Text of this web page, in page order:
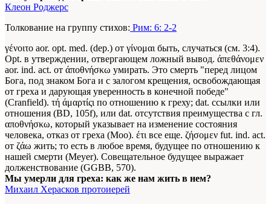
Клеон Роджерс
Толкование на группу стихов: Рим: 6: 2-2
γένοιτο aor. opt. med. (dep.) от γίνομαι быть, случаться (см. 3:4).
Opt. в утверждении, отвергающем ложный вывод. άπεθάνομεν
aor. ind. act. от άποθνήσκω умирать. Это смерть "перед лицом
Бога, под знаком Бога и с залогом крещения, освобождающая
от греха и дарующая уверенность в конечной победе"
(Cranfield). τή άμαρτίςι по отношению к греху; dat. ссылки или
отношения (BD, 105f), или dat. отсутствия преимущества с гл.
αποθνήσκω, который указывает на изменение состояния
человека, отказ от греха (Моо). έτι все еще. ζήσομεν fut. ind. act.
от ζάω жить; то есть в любое время, будущее по отношению к
нашей смерти (Meyer). Совещательное будущее выражает
долженствование (GGBB, 570).
Мы умерли для греха: как же нам жить в нем?
Михаил Херасков протоиерей